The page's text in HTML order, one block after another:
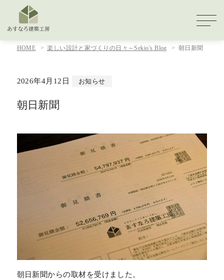
HOME 楽しい設計と家づくりの日々～Sekio's Blog 朝日新聞
2026年4月12日 お知らせ
朝日新聞
朝日新聞からの取材を受けました。